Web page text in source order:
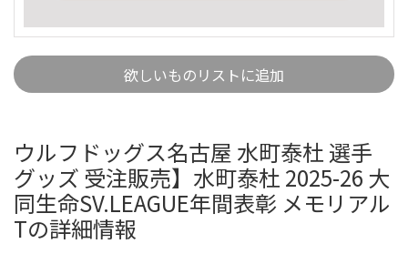
欲しいものリストに追加
ウルフドッグス名古屋 水町泰杜 選手
グッズ 受注販売】水町泰杜 2025-26 大
同生命SV.LEAGUE年間表彰 メモリアル
Tの詳細情報